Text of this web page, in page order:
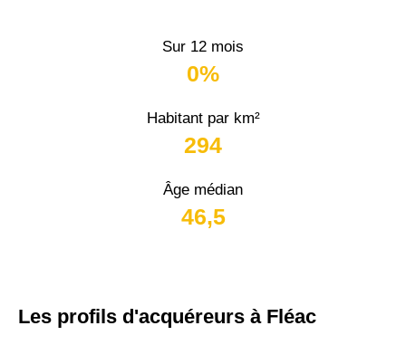
Sur 12 mois
0%
Habitant par km²
294
Âge médian
46,5
Les profils d'acquéreurs à Fléac